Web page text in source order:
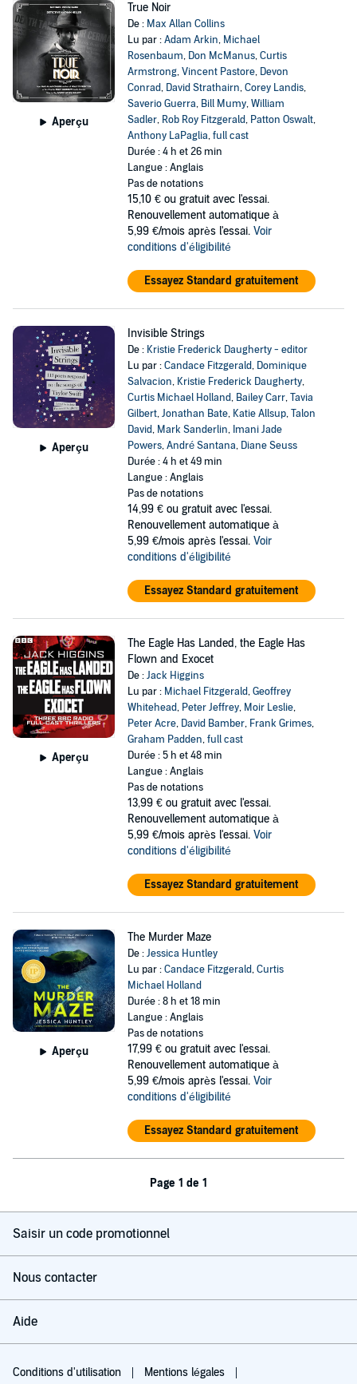
Aperçu
True Noir
De : Max Allan Collins
Lu par :Adam Arkin, Michael
Rosenbaum, Don McManus,Curtis
Armstrong,Vincent Pastore, Devon
Conrad, David Strathairn,Corey Landis,
Saverio Guerra, Bill Mumy,William
Sadler, Rob Roy Fitzgerald, Patton Oswalt,
Anthony LaPaglia,full cast
Durée : 4 h et 26 min
Langue : Anglais
Pas de notations
15,10 € ou gratuit avec l'essai.
Renouvellement automatique à
5,99 €/mois après l'essai. Voir
conditions d'éligibilité
Essayez Standard gratuitement
Aperçu
Invisible Strings
De : Kristie Frederick Daugherty - editor
Lu par :Candace Fitzgerald, Dominique
Salvacion, Kristie Frederick Daugherty,
Curtis Michael Holland, Bailey Carr,Tavia
Gilbert,Jonathan Bate, Katie Allsup,Talon
David, Mark Sanderlin, Imani Jade
Powers,André Santana, Diane Seuss
Durée : 4 h et 49 min
Langue : Anglais
Pas de notations
14,99 € ou gratuit avec l'essai.
Renouvellement automatique à
5,99 €/mois après l'essai. Voir
conditions d'éligibilité
Essayez Standard gratuitement
Aperçu
The Eagle Has Landed, the Eagle Has
Flown and Exocet
De :Jack Higgins
Lu par : Michael Fitzgerald,Geoffrey
Whitehead, Peter Jeffrey, Moir Leslie,
Peter Acre, David Bamber, Frank Grimes,
Graham Padden,full cast
Durée : 5 h et 48 min
Langue : Anglais
Pas de notations
13,99 € ou gratuit avec l'essai.
Renouvellement automatique à
5,99 €/mois après l'essai. Voir
conditions d'éligibilité
Essayez Standard gratuitement
Aperçu
The Murder Maze
De :Jessica Huntley
Lu par :Candace Fitzgerald,Curtis
Michael Holland
Durée : 8 h et 18 min
Langue : Anglais
Pas de notations
17,99 € ou gratuit avec l'essai.
Renouvellement automatique à
5,99 €/mois après l'essai. Voir
conditions d'éligibilité
Essayez Standard gratuitement
Page 1 de 1
Saisir un code promotionnel
Nous contacter
Aide
Conditions d'utilisation Mentions légales